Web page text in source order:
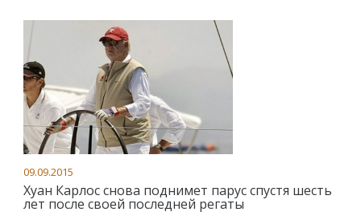
09.09.2015
Хуан Карлос снова поднимет парус спустя шесть
лет после своей последней регаты